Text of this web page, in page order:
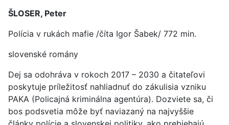
ŠLOSER, Peter
Polícia v rukách mafie /číta Igor Šabek/ 772 min.
slovenské romány
Dej sa odohráva v rokoch 2017 – 2030 a čitateľovi
poskytuje príležitosť nahliadnuť do zákulisia vzniku
PAKA (Policajná kriminálna agentúra). Dozviete sa, či
bos podsvetia môže byť naviazaný na najvyššie